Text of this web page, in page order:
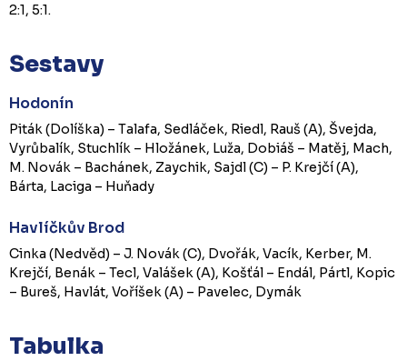
2:1, 5:1.
Sestavy
Hodonín
Piták (Dolíška) – Talafa, Sedláček, Riedl, Rauš (A), Švejda,
Vyrůbalík, Stuchlík – Hložánek, Luža, Dobiáš – Matěj, Mach,
M. Novák – Bachánek, Zaychik, Sajdl (C) – P. Krejčí (A),
Bárta, Laciga – Huňady
Havlíčkův Brod
Cinka (Nedvěd) – J. Novák (C), Dvořák, Vacík, Kerber, M.
Krejčí, Benák – Tecl, Valášek (A), Košťál – Endál, Pártl, Kopic
– Bureš, Havlát, Voříšek (A) – Pavelec, Dymák
Tabulka